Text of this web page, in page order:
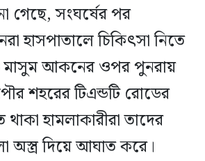
গেছে, সংঘর্ষের পর
হাসপাতালে চিকিৎসা নিতে
মাসুম আকনের ওপর পুনরায়
শহরের টিএন্ডটি রোডের
হামলাকারীরা তাদের
অস্ত্র দিয়ে আঘাত করে।